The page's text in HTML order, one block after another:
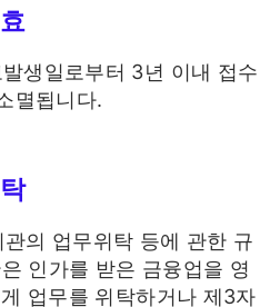
생일로부터 3년 이내 접수
멸됩니다.
의 업무위탁 등에 관한 규
인가를 받은 금융업을 영
업무를 위탁하거나 제3자